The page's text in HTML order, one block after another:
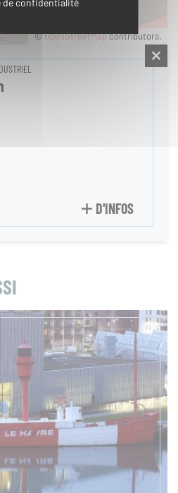
©OpenStreetMapcontributors.
D'INFOS
de confidentialité